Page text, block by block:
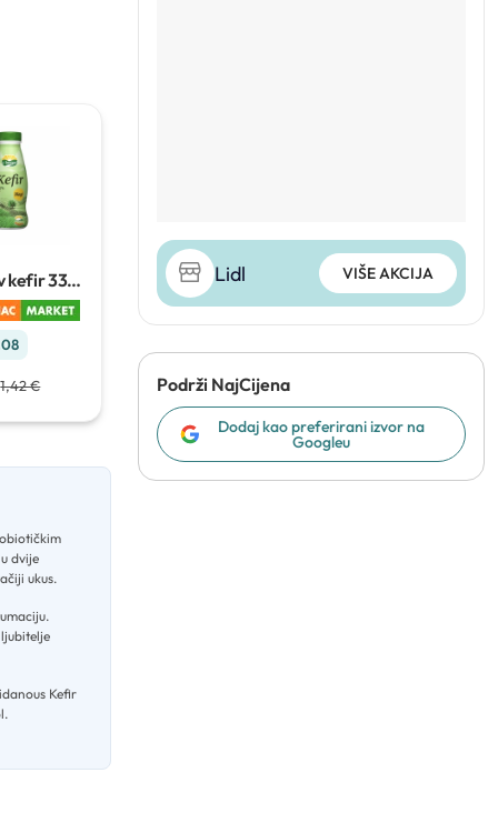
kefir330
1,42 €
dvije
ukus.
.
Kefir
Lidl VIŠE AKCIJA
Podrži NajCijena
Dodaj kao preferirani izvor na
Googleu